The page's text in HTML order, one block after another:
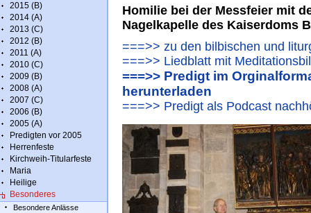
2015 (B)
2014 (A)
2013 (C)
2012 (B)
2011 (A)
2010 (C)
2009 (B)
2008 (A)
2007 (C)
2006 (B)
2005 (A)
Predigten vor 2005
Herrenfeste
Kirchweih-Titularfeste
Maria
Heilige
Besonderes
Besondere Anlässe
Homilie bei der Messfeier mit
Nagelkapelle des Kaiserdoms
===>> zu den bilbischen und
===>> Liedblatt mit
===>> Predigt im
herunterladen
===>> Predigt als Podcast